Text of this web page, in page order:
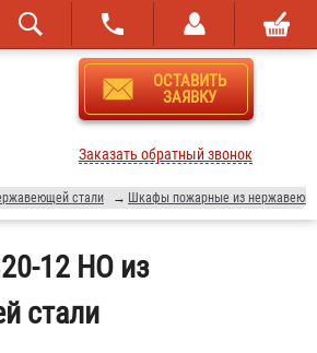
ОСТАВИТЬ
ЗАЯВКУ
Заказать обратный звонок
стали → Шкафы пожарные из
12 НО из
стали